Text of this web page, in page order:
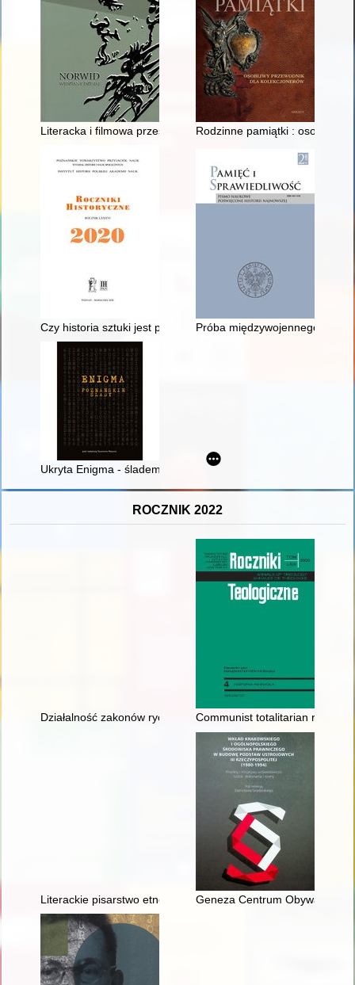
Literacka i filmowa przestrzeń Norwida : (wstępny rekonesans)
Rodzinne pamiątki : osobliwy
Czy historia sztuki jest przydatna historykowi?Próba międzywojennego "soft-
Ukryta Enigma - śladem konwoju Biura Szyfrów
ROCZNIK 2022
Działalność zakonów rycerskich w cylicyjskim Królestwie
Communist totalitarian regime
Literackie pisarstwo etnograficzne Marii Pilch i jego wymiar
Geneza Centrum